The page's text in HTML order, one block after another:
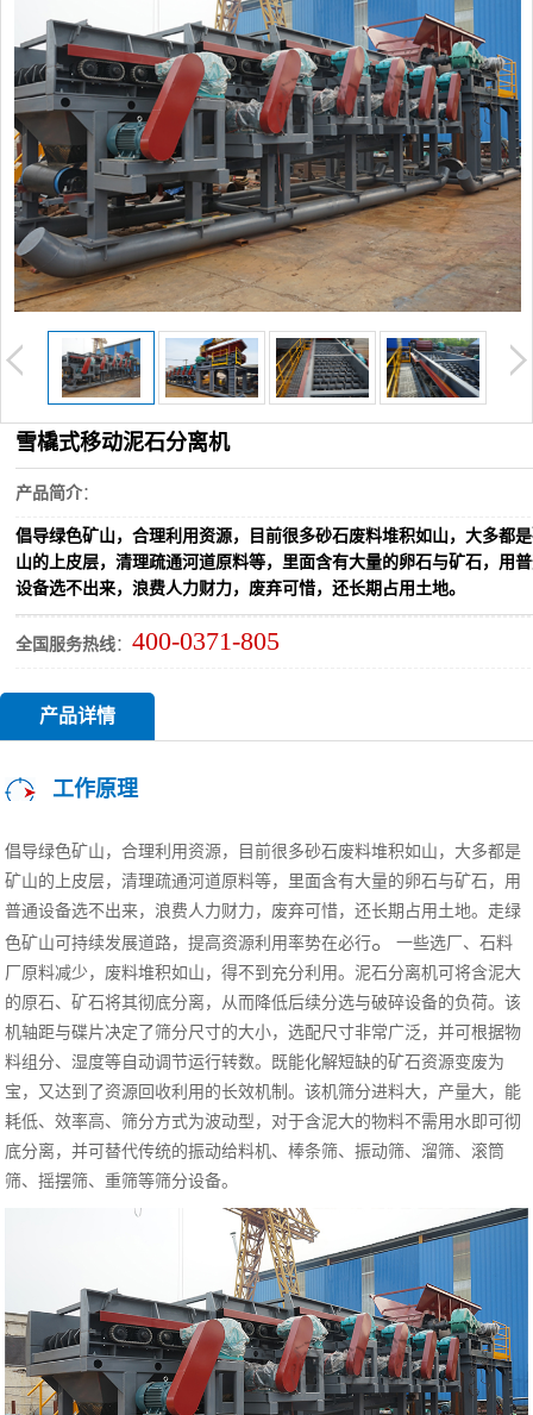
雪橇式移动泥石分离机
产品简介：
倡导绿色矿山，合理利用资源，目前很多砂石废料堆积如山，大多都
山的上皮层，清理疏通河道原料等，里面含有大量的卵石与矿石，用
设备选不出来，浪费人力财力，废弃可惜，还长期占用土地。
全国服务热线：400-0371-805
产品详情
工作原理
倡导绿色矿山，合理利用资源，目前很多砂石废料堆积如山，大多都是
矿山的上皮层，清理疏通河道原料等，里面含有大量的卵石与矿石，用
普通设备选不出来，浪费人力财力，废弃可惜，还长期占用土地。 走绿
色矿山可持续发展道路，提高资源利用率势在必行。一些选厂、石料
厂原料减少，废料堆积如山，得不到充分利用。泥石分离机可将含泥大
的原石、矿石将其彻底分离，
从而降低后续分选与破碎设备的负荷。该
机轴距与碟片决定了筛分尺寸的大小，选配尺寸非常广泛，并可根据物
料组分、湿度等自动调节运行转数。
既能化解短缺的矿石资源变废为
宝，又达到了资源回收利用的长效机制。该机筛分进料大，产量大，能
耗低、效率高、筛分方式为波动型，对于含泥大的物料不需用水即可彻
底分离，并可替代传统的振动给料机、棒条筛、振动筛、溜筛、滚筒
筛、摇摆筛、重筛等筛分设备。